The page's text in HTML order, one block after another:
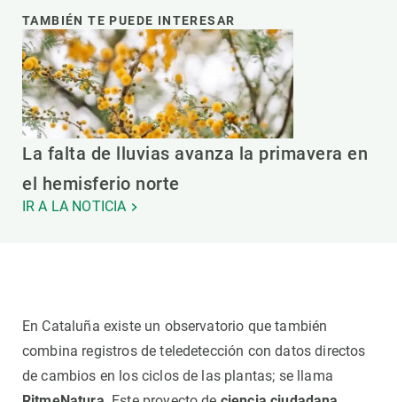
TAMBIÉN TE PUEDE INTERESAR
La falta de lluvias avanza la primavera en
el hemisferio norte
IR A LA NOTICIA
En Cataluña existe un observatorio que también
combina registros de teledetección con datos directos
de cambios en los ciclos de las plantas; se llama